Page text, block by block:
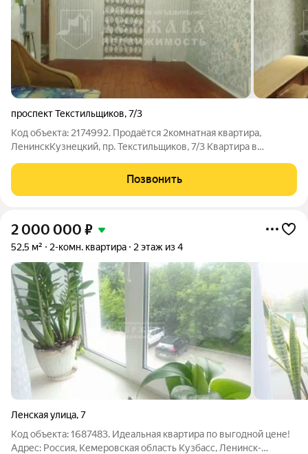
проспект Текстильщиков,7/3
Код объекта: 2174992. Продаётся 2комнатная квартира,
ЛенинскКузнецкий, пр. Текстильщиков, 7/3 Квартира в
ПРИ ПРОСМОТРЕ!!! - Площадь: 44 м, этаж 2/5, дом панельный,
1977 г. постройки. - Жилая
Позвонить
2 000 000 ₽
52,5 м² 2-комн. квартира 2 этаж из 4
Ленская улица,7
Код объекта: 1687483. Идеальная квартира по выгодной цене!
Адрес: Россия, Кемеровская область Кузбасс, Ленинск-